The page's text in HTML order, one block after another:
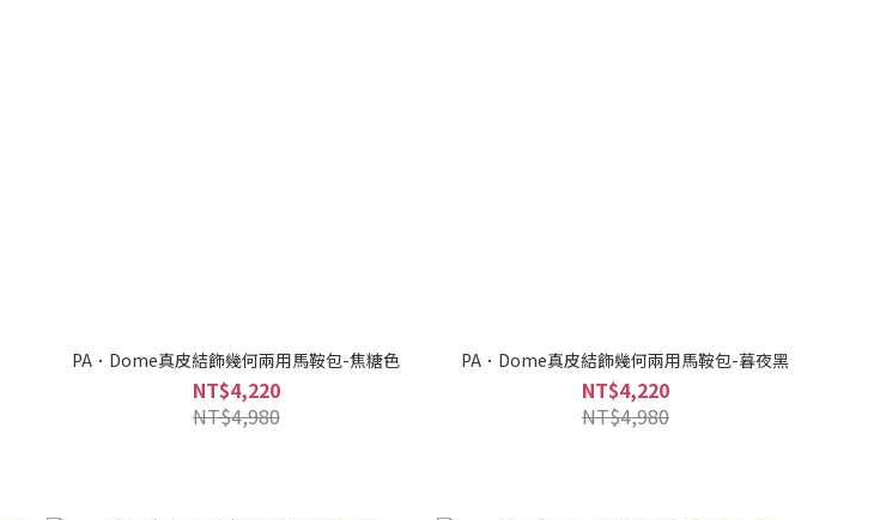
PA．Dome真皮結飾幾何兩用馬鞍包-焦糖色
NT$4,220
NT$4,980
PA．Dome真皮結飾幾何兩用馬鞍包-暮夜黑
NT$4,220
NT$4,980